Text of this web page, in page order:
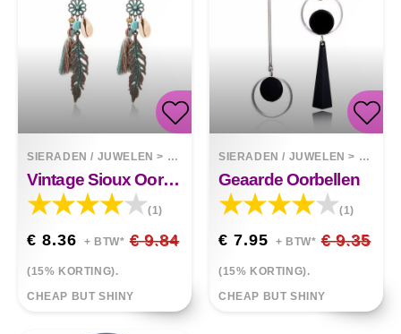
SIERADEN / JUWELEN > OORBELLEN
Vintage Sioux Oorbellen
(1)
€ 8.36 + BTW* € 9.84
(15% KORTING).
CHEAP BUT SHINY
SIERADEN / JUWELEN >
Geaarde Oorbellen
(1)
€ 7.95 + BTW* € 9.35
(15% KORTING).
CHEAP BUT SHINY